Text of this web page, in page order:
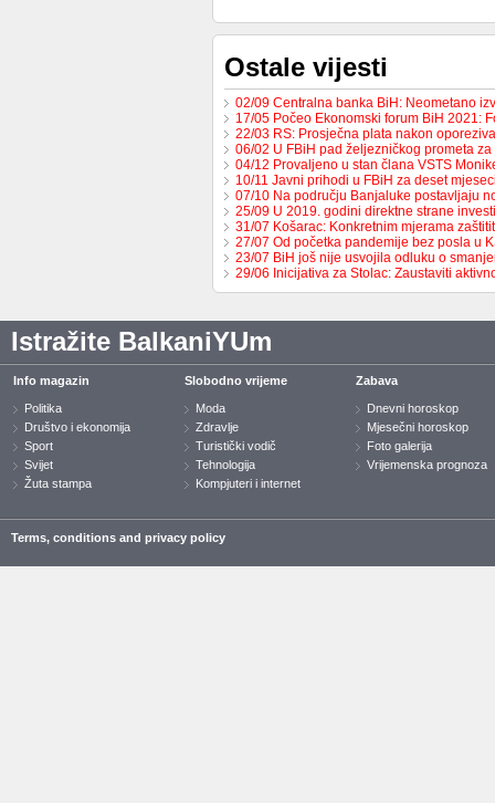
Ostale vijesti
02/09 Centralna banka BiH: Neometano
17/05 Počeo Ekonomski forum BiH 2021:
22/03 RS: Prosječna plata nakon
06/02 U FBiH pad željezničkog prometa
04/12 Provaljeno u stan člana VSTS
10/11 Javni prihodi u FBiH za deset
07/10 Na području Banjaluke postavljaju
25/09 U 2019. godini direktne strane
31/07 Košarac: Konkretnim mjerama
27/07 Od početka pandemije bez posla u
23/07 BiH još nije usvojila odluku o
29/06 Inicijativa za Stolac: Zaustaviti
Istražite BalkaniYUm
Info magazin
Politika
Društvo i ekonomija
Sport
Svijet
Žuta stampa
Slobodno vrijeme
Moda
Zdravlje
Turistički vodič
Tehnologija
Kompjuteri i internet
Zabava
Dnevni horoskop
Mjesečni horoskop
Foto galerija
Vrijemenska prognoza
Terms, conditions and privacy policy